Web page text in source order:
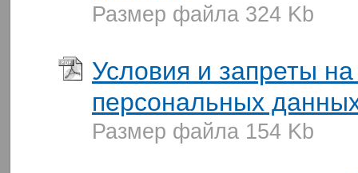
Размер файла 324 Kb
Условия и запреты
персональных
Размер файла 154 Kb